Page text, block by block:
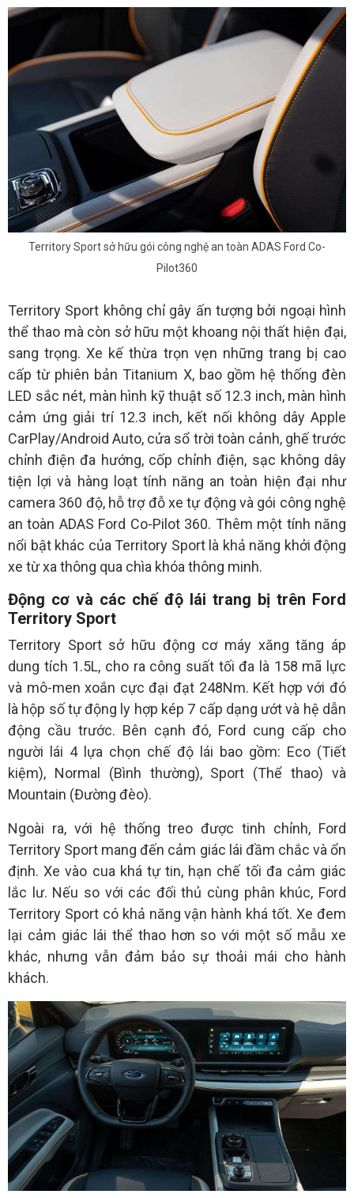
Territory Sport sở hữu gói công nghệ an toàn ADAS Ford Co-
Pilot360
Territory Sport không chỉ gây ấn tượng bởi ngoại hình
thể thao mà còn sở hữu một khoang nội thất hiện đại,
sang trọng. Xe kế thừa trọn vẹn những trang bị cao
cấp từ phiên bản Titanium X, bao gồm hệ thống đèn
LED sắc nét, màn hình kỹ thuật số 12.3 inch, màn hình
cảm ứng giải trí 12.3 inch, kết nối không dây Apple
CarPlay/Android Auto, cửa sổ trời toàn cảnh, ghế trước
chỉnh điện đa hướng, cốp chỉnh điện, sạc không dây
tiện lợi và hàng loạt tính năng an toàn hiện đại như
camera 360 độ, hỗ trợ đỗ xe tự động và gói công nghệ
an toàn ADAS Ford Co-Pilot 360. Thêm một tính năng
nổi bật khác của Territory Sport là khả năng khởi động
xe từ xa thông qua chìa khóa thông minh.
Động cơ và các chế độ lái trang bị trên Ford
Territory Sport
Territory Sport sở hữu động cơ máy xăng tăng áp
dung tích 1.5L, cho ra công suất tối đa là 158 mã lực
và mô-men xoắn cực đại đạt 248Nm. Kết hợp với đó
là hộp số tự động ly hợp kép 7 cấp dạng ướt và hệ dẫn
động cầu trước. Bên cạnh đó, Ford cung cấp cho
người lái 4 lựa chọn chế độ lái bao gồm: Eco (Tiết
kiệm), Normal (Bình thường), Sport (Thể thao) và
Mountain (Đường đèo).
Ngoài ra, với hệ thống treo được tinh chỉnh, Ford
Territory Sport mang đến cảm giác lái đầm chắc và ổn
định. Xe vào cua khá tự tin, hạn chế tối đa cảm giác
lắc lư. Nếu so với các đối thủ cùng phân khúc, Ford
Territory Sport có khả năng vận hành khá tốt. Xe đem
lại cảm giác lái thể thao hơn so với một số mẫu xe
khác, nhưng vẫn đảm bảo sự thoải mái cho hành
khách.